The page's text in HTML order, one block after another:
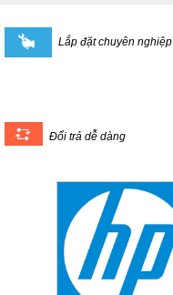
Lắp đặt chuyên nghiệp
Đổi trả dễ dàng